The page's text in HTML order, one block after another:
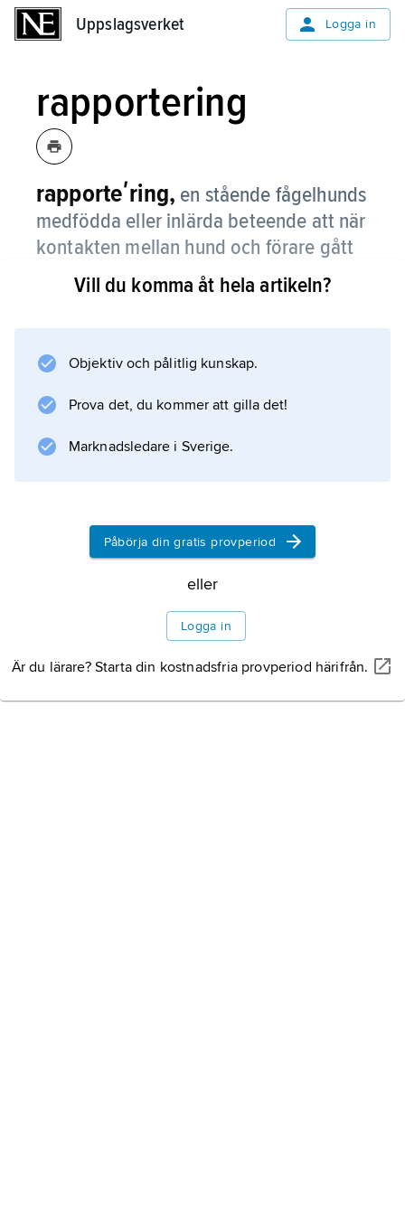
Uppslagsverket Logga in
rapportering
rapporteʹring, en stående fågelhunds
medfödda eller inlärda beteende att när
kontakten mellan hund och förare gått
förlorad ”gå av ståndet”, söka upp
föraren och vägleda honom till ståndet.
Information om artikeln
Vill du komma åt hela artikeln?
Objektiv och pålitlig kunskap.
Prova det, du kommer att gilla det!
Marknadsledare i Sverige.
Påbörja din gratis provperiod
eller
Logga in
Är du lärare? Starta din kostnadsfria provperiod härifrån.